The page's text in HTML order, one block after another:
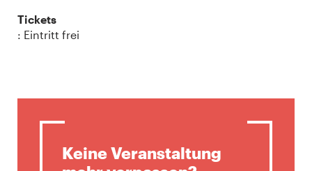
Tickets
: Eintritt frei
Keine Veranstaltung